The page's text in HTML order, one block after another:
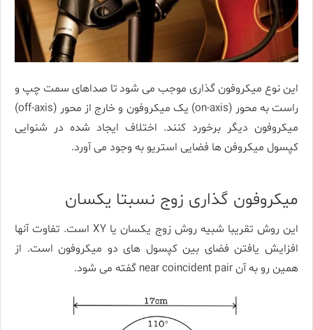
این نوع میکروفون گذاری موجب می شود تا صداهای سمت چپ و
راست به محور (on-axis) یک میکروفون و خارج از محور (off-axis)
میکروفون دیگر برخورد کنند. اختلاف ایجاد شده در شنوایی
کپسول میکروفن ها فضایی استریو به وجود می آورد.
میکروفون گذاری زوج نسبتا یکسان
این روش تقریبا شبیه روش زوج یکسان یا XY است. تفاوت آنها
افزایش یافتن فضای بین کپسول های دو میکروفون است. از
همین رو به آن near coincident pair گفته می شود.